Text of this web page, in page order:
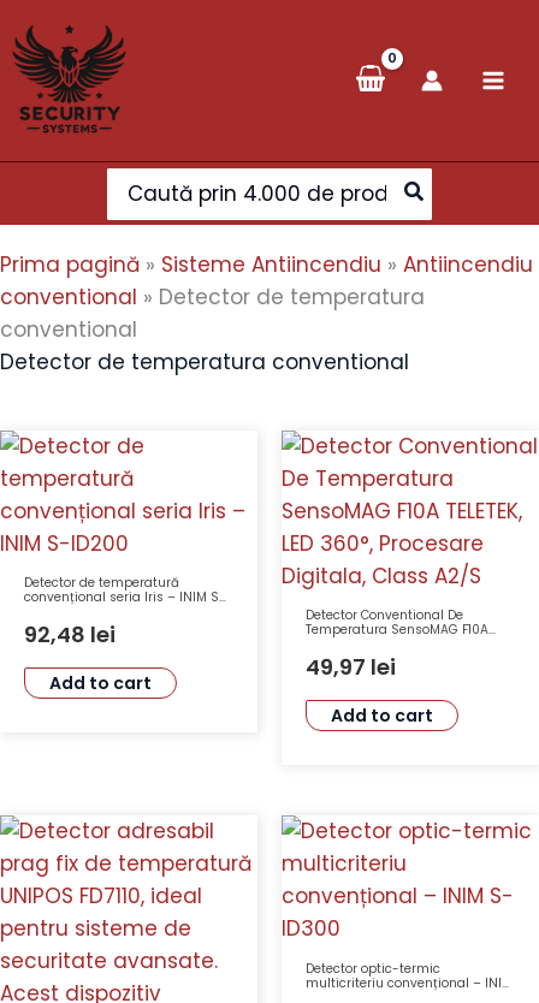
to
content
Search
for:
Prima pagină » Sisteme Antiincendiu » Antiincendiu
conventional » Detector de temperatura
conventional
Detector de temperatura conventional
Detector de temperatură
convențional seria Iris – INIM S-
92,48 lei
Add to cart
Detector Conventional De
Temperatura SensoMAG F10A
Digitala, Class A2/S
49,97 lei
Add to cart
Detector optic-termic
multicriteriu convențional – INIM